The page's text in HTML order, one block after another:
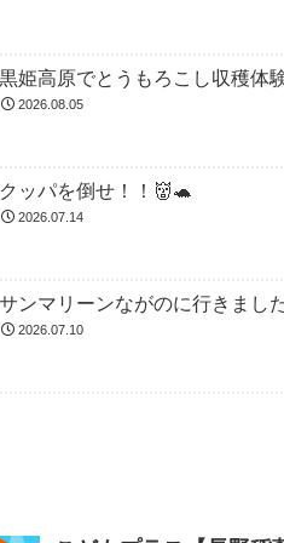
黒姫高原でとうもろこし収穫体
2026.08.05
クッパを倒せ！！👹🐢
2026.07.14
サンマリーンながのに行きました
2026.07.10